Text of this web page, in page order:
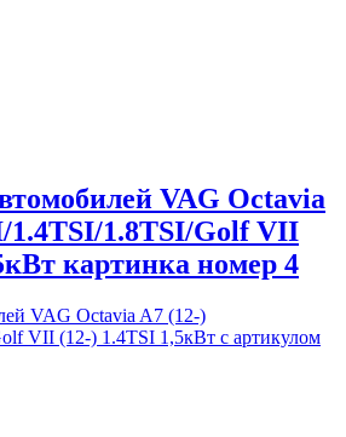
VAG Octavia
1.4TSI/1.8TSI/Golf VII
картинка номер 4
VAG Octavia A7 (12-)
VII (12-) 1.4TSI 1,5кВт с артикулом